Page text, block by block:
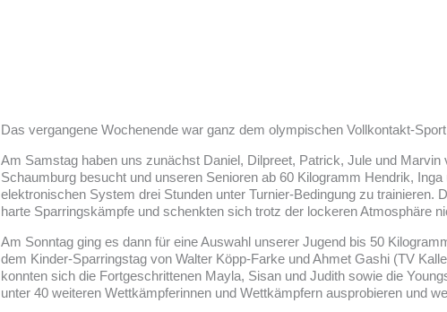
Das vergangene Wochenende war ganz dem olympischen Vollkontakt-
Am Samstag haben uns zunächst Daniel, Dilpreet, Patrick, Jule und
Schaumburg besucht und unseren Senioren ab 60 Kilogramm Hendrik,
elektronischen System drei Stunden unter Turnier-Bedingung zu trainieren.
harte Sparringskämpfe und schenkten sich trotz der lockeren Atmosphäre
Am Sonntag ging es dann für eine Auswahl unserer Jugend bis 50
dem Kinder-Sparringstag von Walter Köpp-Farke und Ahmet Gashi (TV
konnten sich die Fortgeschrittenen Mayla, Sisan und Judith sowie die
unter 40 weiteren Wettkämpferinnen und Wettkämpfern ausprobieren und